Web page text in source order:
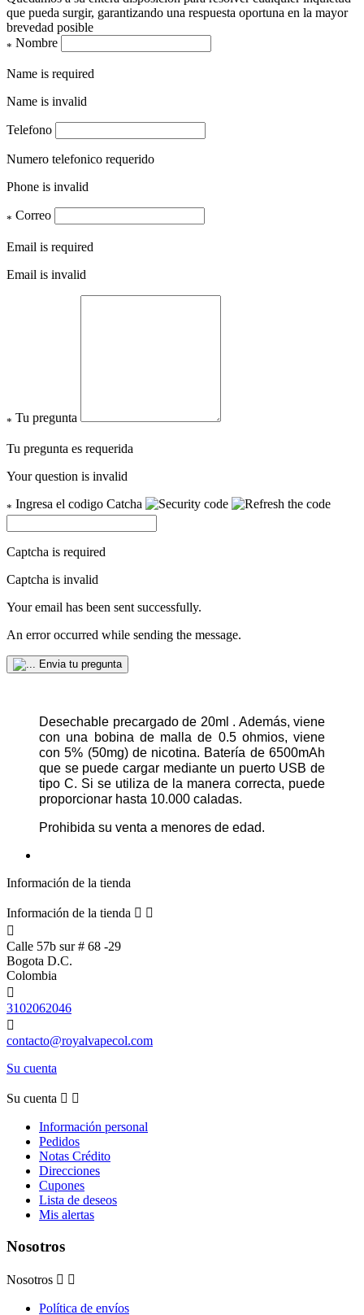
que pueda surgir, garantizando una respuesta oportuna en la mayor
brevedad posible
* Nombre
Name is required
Name is invalid
Telefono
Numero telefonico requerido
Phone is invalid
* Correo
Email is required
Email is invalid
* Tu pregunta
Tu pregunta es requerida
Your question is invalid
* Ingresa el codigo Catcha
Captcha is required
Captcha is invalid
Your email has been sent successfully.
An error occurred while sending the message.
Envia tu pregunta
Desechable precargado de 20ml . Además, viene
con una bobina de malla de 0.5 ohmios, viene
con 5% (50mg) de nicotina. Batería de 6500mAh
que se puede cargar mediante un puerto USB de
tipo C. Si se utiliza de la manera correcta, puede
proporcionar hasta 10.000 caladas.
Prohibida su venta a menores de edad.
Información de la tienda
Información de la tienda  

Calle 57b sur # 68 -29
Bogota D.C.
Colombia

3102062046

contacto@royalvapecol.com
Su cuenta
Su cuenta  
Información personal
Pedidos
Notas Crédito
Direcciones
Cupones
Lista de deseos
Mis alertas
Nosotros
Nosotros  
Política de envíos